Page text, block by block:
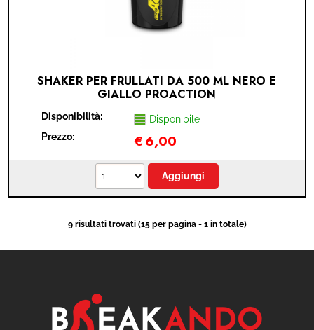
SHAKER PER FRULLATI DA 500 ML NERO E
GIALLO PROACTION
Disponibilità:
Disponibile
Prezzo:
€ 6,00
9 risultati trovati (15 per pagina - 1 in totale)